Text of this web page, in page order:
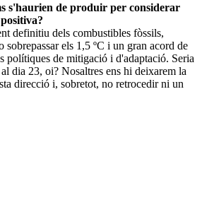
s'haurien de produir per considerar
definitiu dels combustibles fòssils,
els 1,5 ºC i un gran acord de
polítiques de mitigació i d'adaptació. Seria
dia 23, oi? Nosaltres ens hi deixarem la
direcció i, sobretot, no retrocedir ni un